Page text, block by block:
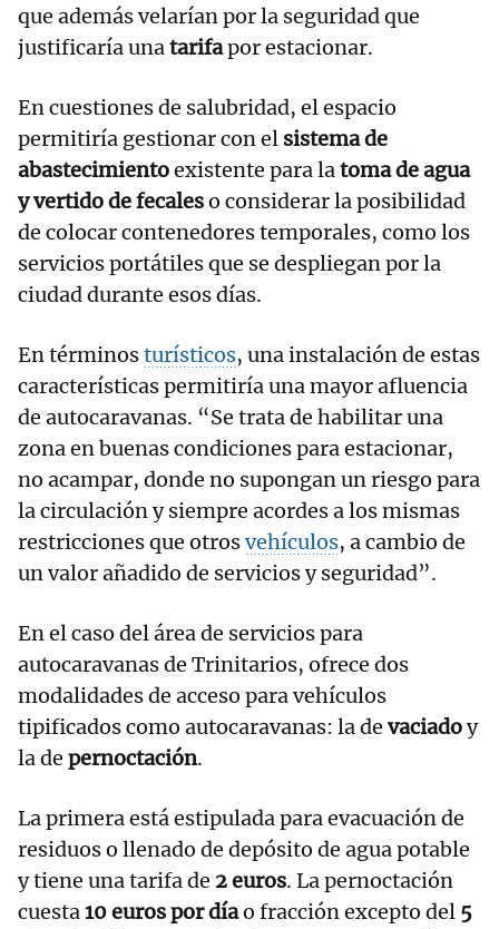
que además velarían por la seguridad que
justificaría unatarifapor estacionar.
En cuestiones de salubridad, el espacio
permitiría gestionar con el sistema de
abastecimientoexistente para latoma de agua
y vertido de fecaleso considerar la posibilidad
de colocar contenedores temporales, como los
servicios portátiles que se despliegan por la
ciudad durante esos días.
En términosturísticos, una instalación de estas
características permitiría una mayor afluencia
de autocaravanas. “Se trata de habilitar una
zona en buenas condiciones para estacionar,
no acampar, donde no supongan un riesgo para
la circulación y siempre acordes a los mismas
restricciones que otrosvehículos, a cambio de
un valor añadido de servicios y seguridad”.
En el caso del área de servicios para
autocaravanas de Trinitarios, ofrece dos
modalidades de acceso para vehículos
tipificados como autocaravanas: la de vaciadoy
la de pernoctación.
La primera está estipulada para evacuación de
residuos o llenado de depósito de agua potable
y tiene una tarifa de 2 euros. La pernoctación
cuesta10 euros por díao fracción excepto del 5